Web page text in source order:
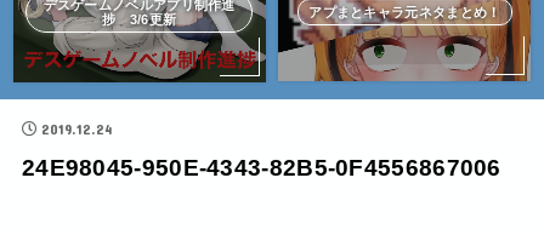
デスゲームノベルアプリ制作進
捗 3/6更新
アプまとキャラ元ネタまとめ！
2019.12.24
24E98045-950E-4343-82B5-0F4556867006